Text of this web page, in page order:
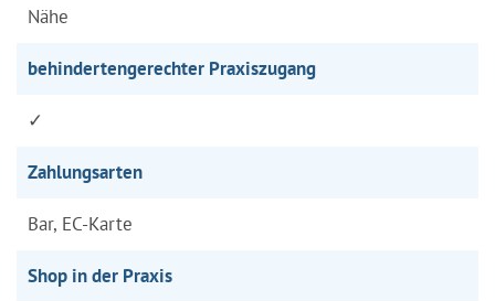
Nähe
behindertengerechter Praxiszugang
✓
Zahlungsarten
Bar, EC-Karte
Shop in der Praxis